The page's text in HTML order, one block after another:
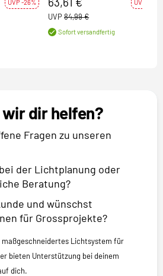
UVP -26% UVP -25%
UVP 84,99 €
Sofort versandfertig
dir helfen?
Fragen zu unseren
der Lichtplanung oder
Beratung?
und wünschst
für Grossprojekte?
maßgeschneidertes Lichtsystem für
bieten Unterstützung bei deinem
dich.